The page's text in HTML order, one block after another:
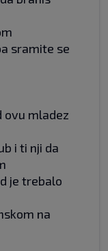
sramite se
ovu mladez
i ti nji da
je trebalo
na